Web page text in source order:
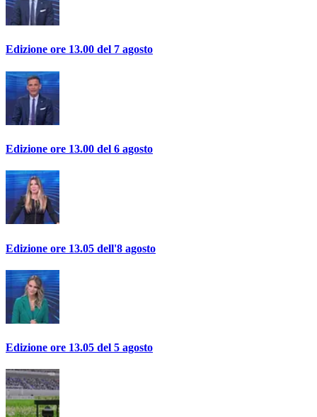
Edizione ore 13.00 del 7 agosto
Edizione ore 13.00 del 6 agosto
Edizione ore 13.05 dell'8 agosto
Edizione ore 13.05 del 5 agosto